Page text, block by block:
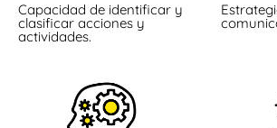
Capacidad de identificar y
clasificar acciones y
actividades.